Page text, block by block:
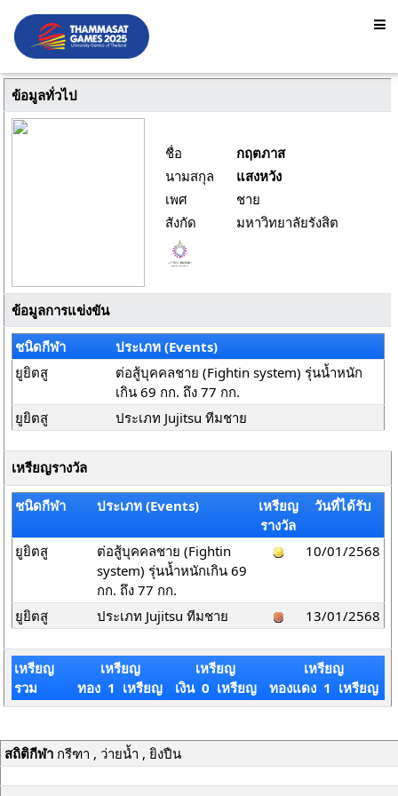
ข้อมูลทั่วไป
ชื่อ
กฤตภาส
นามสกุล
แสงหวัง
เพศ
ชาย
สังกัด
มหาวิทยาลัยรังสิต
ข้อมูลการแข่งขัน
ชนิดกีฬา
ประเภท (Events)
ยูยิตสู
ต่อสู้บุคคลชาย (Fightin system) รุ่นน้ำหนัก
เกิน 69 กก. ถึง 77 กก.
ยูยิตสู
ประเภท Jujitsu ทีมชาย
เหรียญรางวัล
ชนิดกีฬา ประเภท (Events)
เหรียญ
รางวัล
วันที่ได้รับ
ยูยิตสู
ต่อสู้บุคคลชาย (Fightin
system) รุ่นน้ำหนักเกิน 69
กก. ถึง 77 กก.
10/01/2568
ยูยิตสู ประเภท Jujitsu ทีมชาย 13/01/2568
เหรียญ
รวม
เหรียญ
ทอง 1 เหรียญ
เหรียญ
เงิน 0 เหรียญ
เหรียญ
ทองแดง 1 เหรียญ
สถิติกีฬากรีฑา , ว่ายน้ำ , ยิงปืน